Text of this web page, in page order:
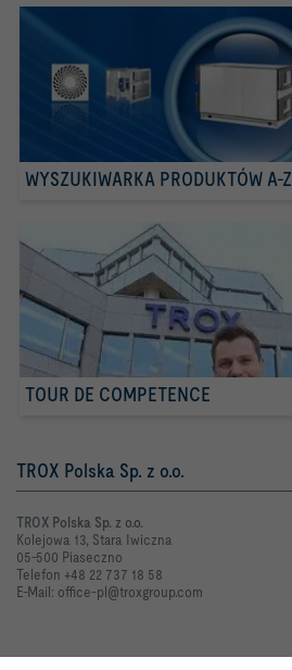
WYSZUKIWARKA PRODUKTÓW A-Z
TOUR DE COMPETENCE
TROX Polska Sp. z o.o.
TROX Polska Sp. z o.o.
Kolejowa 13, Stara Iwiczna
05-500 Piaseczno
Telefon +48 22 737 18 58
E-Mail: office-pl@troxgroup.com